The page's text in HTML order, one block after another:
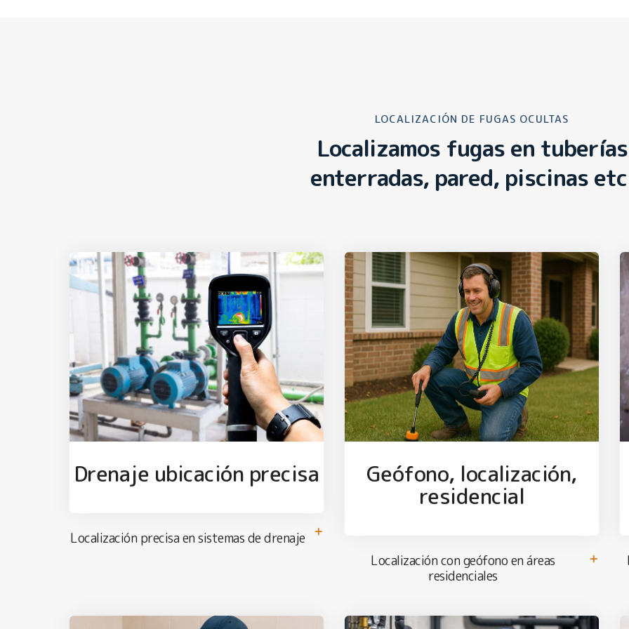
LOCALIZACIÓN DE FUGAS OCULTAS
Localizamos fugas en tuberías
enterradas, pared, piscinas
Drenaje ubicación precisa
Localización precisa en sistemas de drenaje
Geófono, localización,
residencial
Localización con geófono en áreas
residenciales